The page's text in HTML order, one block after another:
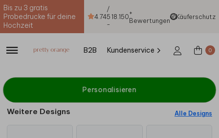
Bis zu 3 gratis
Probedrucke für deine
Hochzeit
4.74
/
5
-
18.150+
Bewertungen
Käuferschutz
B2B Kundenservice 0
Personalisieren
Weitere Designs Alle Designs